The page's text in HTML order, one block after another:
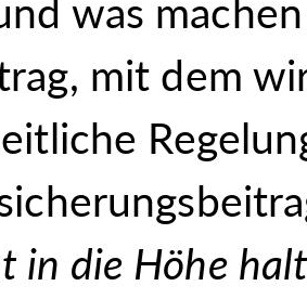
was
mit dem
in die Höhe